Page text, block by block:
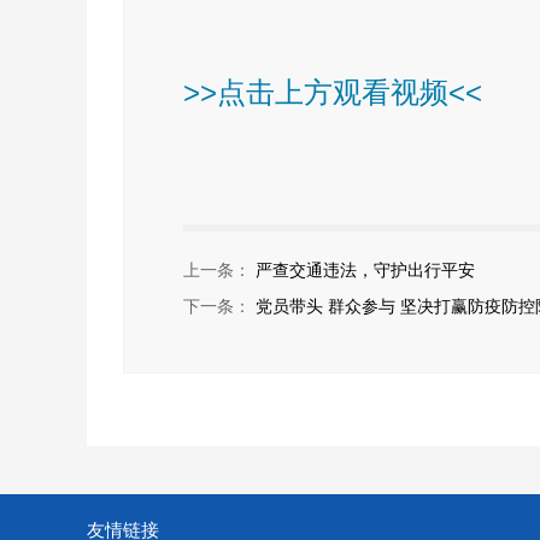
>>点击上方观看视频<<
上一条： 严查交通违法，守护出行平安
下一条： 党员带头 群众参与 坚决打赢防疫防控
友情链接